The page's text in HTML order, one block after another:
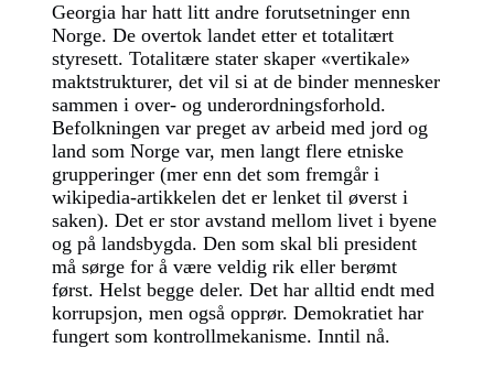
Georgia har hatt litt andre forutsetninger enn
Norge. De overtok landet etter et totalitært
styresett. Totalitære stater skaper «vertikale»
maktstrukturer, det vil si at de binder mennesker
sammen i over- og underordningsforhold.
Befolkningen var preget av arbeid med jord og
land som Norge var, men langt flere etniske
grupperinger (mer enn det som fremgår i
wikipedia-artikkelen det er lenket til øverst i
saken). Det er stor avstand mellom livet i byene
og på landsbygda. Den som skal bli president
må sørge for å være veldig rik eller berømt
først. Helst begge deler. Det har alltid endt med
korrupsjon, men også opprør. Demokratiet har
fungert som kontrollmekanisme. Inntil nå.